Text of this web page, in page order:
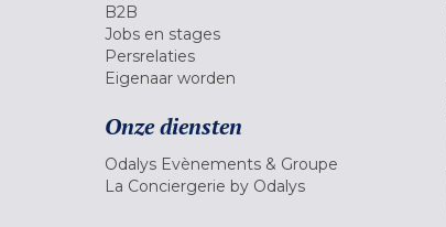
B2B
Jobs en stages
Persrelaties
Eigenaar worden
Onze diensten
Odalys Evènements & Groupe
La Conciergerie by Odalys